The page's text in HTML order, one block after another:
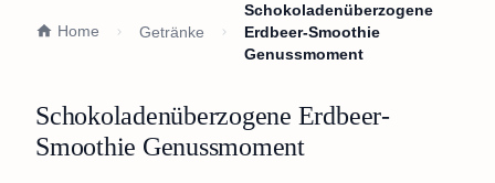
Home Getränke
Schokoladenüberzogene
Erdbeer-Smoothie
Genussmoment
Schokoladenüberzogene Erdbeer-
Smoothie Genussmoment